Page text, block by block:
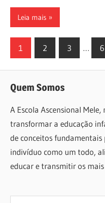
Leia mais
Navegação
por
posts
1 2 3 … 6
Quem Somos
A Escola Ascensional
transformar a educação
de conceitos
indivíduo como um todo,
educar e transmitir os